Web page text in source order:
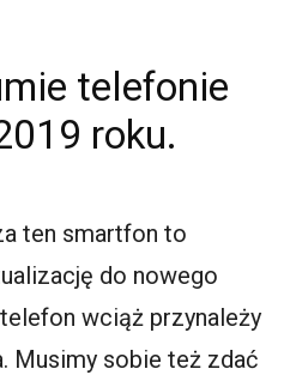
telefonie
roku.
ten smartfon to
do nowego
wciąż przynależy
Musimy sobie też zdać